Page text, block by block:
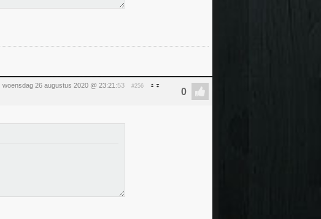
woensdag 26 augustus 2020 @ 23:21 :53 #256